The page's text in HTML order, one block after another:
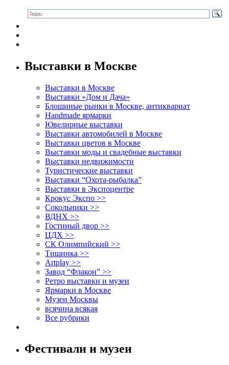
Выставки в Москве
Выставки в Москве
Выставки «Дом и Дача»
Блошиные рынки в Москве, антиквариат
Handmade ярмарки
Ювелирные выставки
Выставки автомобилей в Москве
Выставки цветов в Москве
Выставки моды и свадебные выставки
Выставки недвижимости
Туристические выставки
Выставки “Охота-рыбалка”
Выставки в Экспоцентре
Крокус Экспо >>
Сокольники >>
ВДНХ >>
Гостиный двор >>
ЦДХ >>
СК Олимпийский >>
Тишинка >>
Artplay >>
Завод “Флакон” >>
Ретро выставки и музеи
Ярмарки в Москве
Музеи Москвы
всячина всякая
Все рубрики
Фестивали и музеи